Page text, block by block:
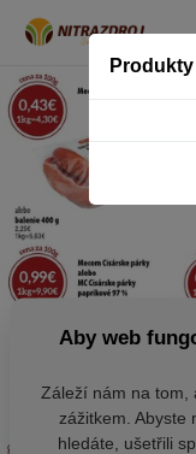
Aby web
Záleží nám na tom,
zážitkem. Abyste
hledáte, ušetřili